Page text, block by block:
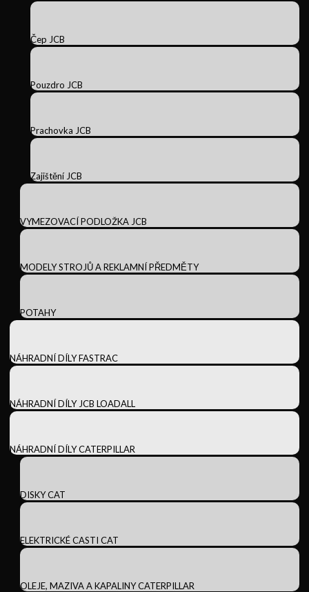
Čep JCB
Pouzdro JCB
Prachovka JCB
Zajištění JCB
VYMEZOVACÍ PODLOŽKA JCB
MODELY STROJŮ A REKLAMNÍ PŘEDMĚTY
POTAHY
NÁHRADNÍ DÍLY FASTRAC
NÁHRADNÍ DÍLY JCB LOADALL
NÁHRADNÍ DÍLY CATERPILLAR
DISKY CAT
ELEKTRICKÉ CASTI CAT
OLEJE, MAZIVA A KAPALINY CATERPILLAR